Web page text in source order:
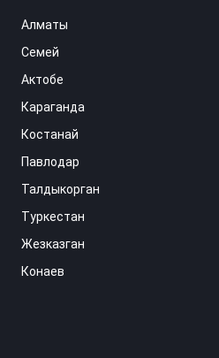
Алматы
Семей
Актобе
Караганда
Костанай
Павлодар
Талдыкорган
Туркестан
Жезказган
Конаев